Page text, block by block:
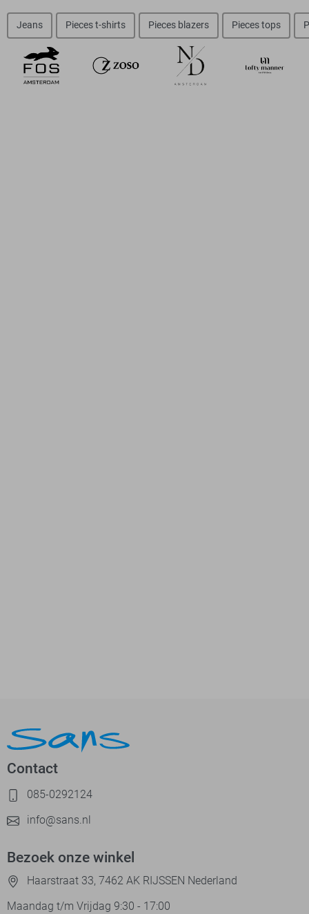
Jeans Pieces t-shirts Pieces blazers Pieces tops
Contact
085-0292124
info@sans.nl
Bezoek onze winkel
Haarstraat 33, 7462 AK RIJSSEN Nederland
Maandag t/m Vrijdag 9:30 - 17:00